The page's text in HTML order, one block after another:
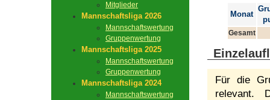
Mitglieder
Mannschaftsliga 2026
Mannschaftswertung
Gruppenwertung
Mannschaftsliga 2025
Mannschaftswertung
Gruppenwertung
Mannschaftsliga 2024
Mannschaftswertung
Monat
Gesamt
Für die
relevant.